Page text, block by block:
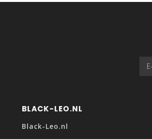
BLACK-LEO.NL
Black-Leo.nl